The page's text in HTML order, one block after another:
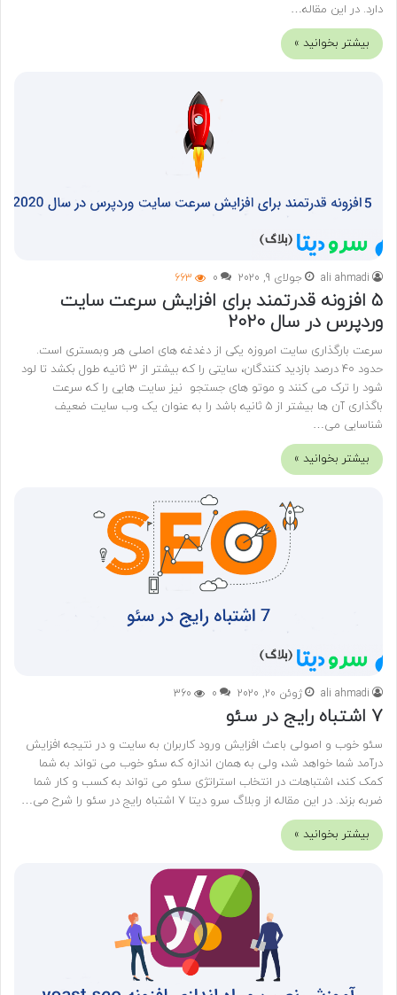
دارد. در این مقاله…
بیشتر بخوانید »
ali ahmadi جولای 9, 2020 0
663
5 افزونه قدرتمند برای افزایش سرعت سایت
وردپرس در سال 2020
سرعت بارگذاری سایت امروزه یکی از دغدغه های اصلی هر وبمستری است.
حدود 40 درصد بازدید کنندگان، سایتی را که بیشتر از 3 ثانیه طول بکشد تا لود
شود را ترک می کنند و موتو های جستجو نیز سایت هایی را که سرعت
باگذاری آن ها بیشتر از 5 ثانیه باشد را به عنوان یک وب سایت ضعیف
شناسایی می…
بیشتر بخوانید »
ali ahmadi ژوئن 20, 2020 0
360
7 اشتباه رایج در سئو
سئو خوب و اصولی باعث افزایش ورود کاربران به سایت و در نتیجه افزایش
درآمد شما خواهد شد، ولی به همان اندازه که سئو خوب می تواند به شما
کمک کند، اشتباهات در انتخاب استراتژی سئو می تواند به کسب و کار شما
ضربه بزند. در این مقاله از وبلاگ سرو دیتا 7 اشتباه رایج در سئو را شرح می…
بیشتر بخوانید »